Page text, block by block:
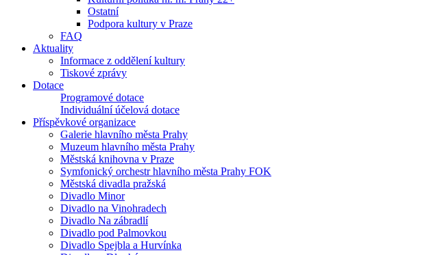
Ostatní
Podpora kultury v Praze
FAQ
Aktuality
Informace z oddělení kultury
Tiskové zprávy
Dotace
Programové dotace
Individuální účelová dotace
Příspěvkové organizace
Galerie hlavního města Prahy
Muzeum hlavního města Prahy
Městská knihovna v Praze
Symfonický orchestr hlavního města Prahy FOK
Městská divadla pražská
Divadlo Minor
Divadlo na Vinohradech
Divadlo Na zábradlí
Divadlo pod Palmovkou
Divadlo Spejbla a Hurvínka